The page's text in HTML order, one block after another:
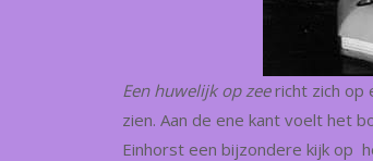
Een huwelijk op zeericht zich op
zien. Aan de ene kant voelt het
Einhorst een bijzondere kijk op